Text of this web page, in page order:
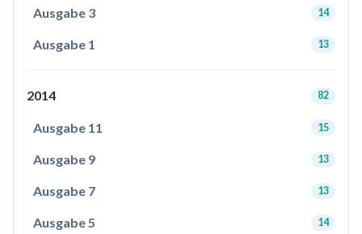
Ausgabe 3 14
Ausgabe 1 13
2014 82
Ausgabe 11 15
Ausgabe 9 13
Ausgabe 7 13
Ausgabe 5 14